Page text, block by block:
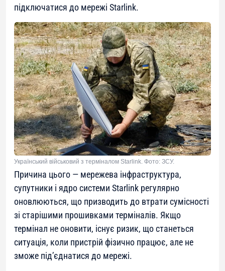
підключатися до мережі Starlink.
Український військовий з терміналом Starlink. Фото: ЗСУ.
Причина цього — мережева інфраструктура,
супутники і ядро системи Starlink регулярно
оновлюються, що призводить до втрати сумісності
зі старішими прошивками терміналів. Якщо
термінал не оновити, існує ризик, що станеться
ситуація, коли пристрій фізично працює, але не
зможе під’єднатися до мережі.